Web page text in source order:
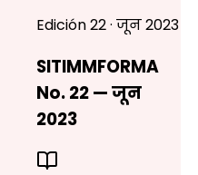
Edición 22 · जून 2023
SITIMMFORMA
No. 22 — जून
2023